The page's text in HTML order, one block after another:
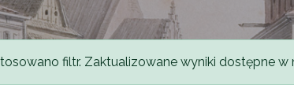
filtr. Zaktualizowane wyniki dostępne w